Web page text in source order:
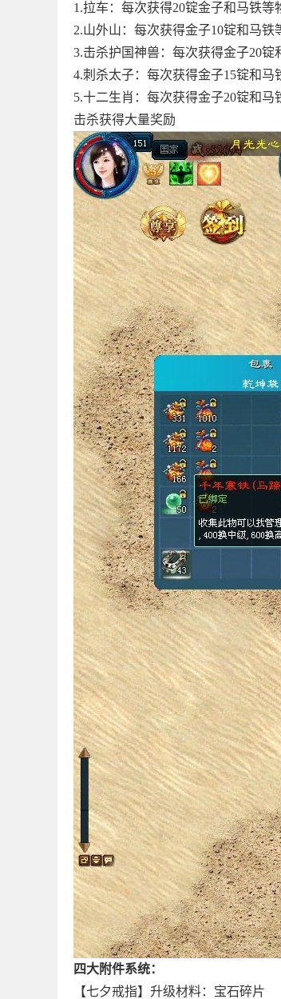
1.拉车：每次获得20锭金子和马铁等
2.山外山：每次获得金子10锭和马铁
3.击杀护国神兽：每次获得金子20
4.刺杀太子：每次获得金子15锭和马
5.十二生肖：每次获得金子20锭和马
击杀获得大量奖励
四大附件系统：
【七夕戒指】升级材料：宝石碎片